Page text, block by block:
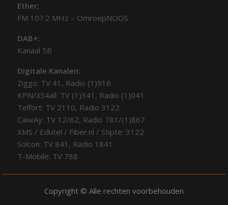
Ether;
FM 107.2 MHz – OmroepNOOS
DAB+:
Kanaal 5B
Digitale Kanalen:
Ziggo: TV 41, Radio (1)916
KPN/XS4all: TV (1)341, Radio (1)041
Telfort: TV 2110, Radio 3122
CaiwAy: TV 12/62, Radio 781/(1)867
XMS / Edutel / Fiber.nl / Stipte: 3122
Solcon: TV 841, Radio 1841
T-Mobile: TV 788
Copyright © Alle rechten voorbehouden